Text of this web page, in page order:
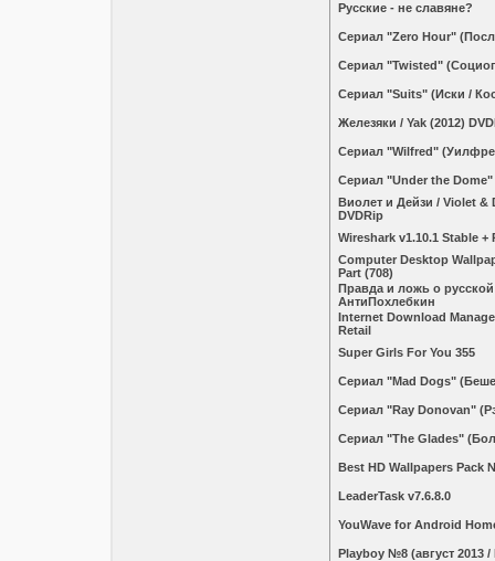
Русские - не славяне?
Сериал "Zero Hour"
Сериал "Twisted"
Сериал "Suits" (Иски /
Железяки / Yak (2012)
Сериал "Wilfred"
Сериал "Under the
Виолет и Дейзи / Violet &
DVDRip
Wireshark v1.10.1 Stable +
Computer Desktop
Part (708)
Правда и ложь о
АнтиПохлебкин
Internet Download
Retail
Super Girls For You 355
Сериал "Mad Dogs"
Сериал "Ray Donovan"
Сериал "The Glades"
Best HD Wallpapers Pack
LeaderTask v7.6.8.0
YouWave for Android
Plаybоy №8 (август 2013 /